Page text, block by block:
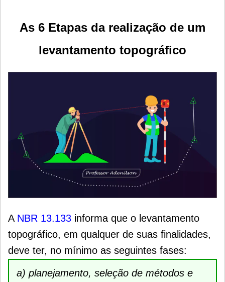
As 6 Etapas da realização de um
levantamento topográfico
A NBR 13.133 informa que o levantamento
topográfico, em qualquer de suas finalidades,
deve ter, no mínimo as seguintes fases:
a) planejamento, seleção de métodos e